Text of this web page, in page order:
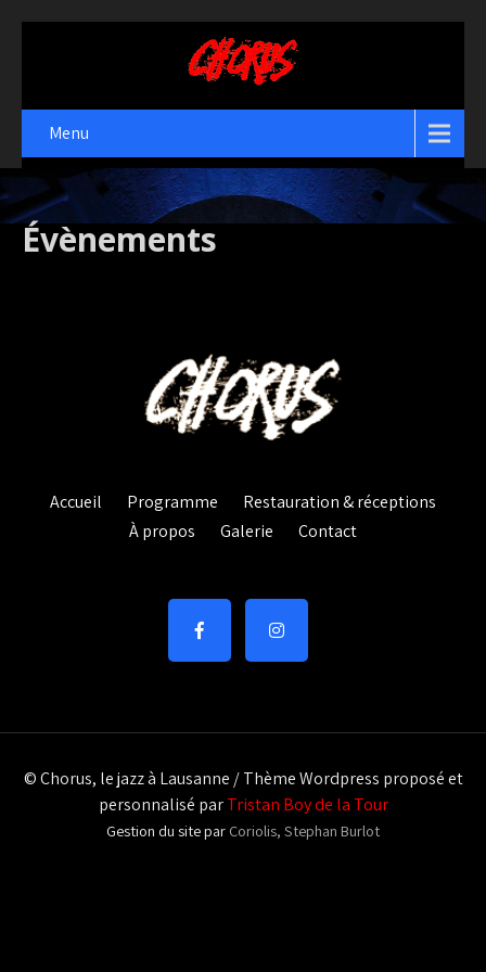
Menu
Évènements
Accueil Programme
Restauration & réceptions
À propos
Galerie Contact
© Chorus, le jazz à Lausanne / Thème Wordpress proposé et
personnalisé parTristan Boy de la Tour
Gestion du site par Coriolis, Stephan Burlot